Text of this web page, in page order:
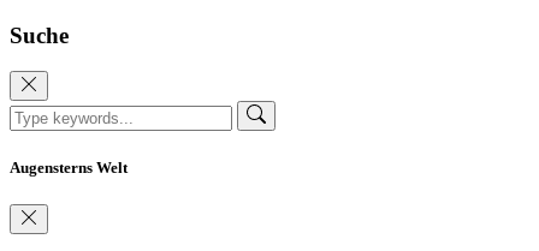
Suche
Augensterns Welt